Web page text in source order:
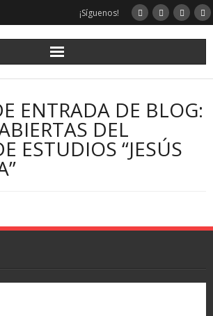
¡Síguenos!
ENTRADA DE BLOG:
DEL
ESTUDIOS “JESÚS